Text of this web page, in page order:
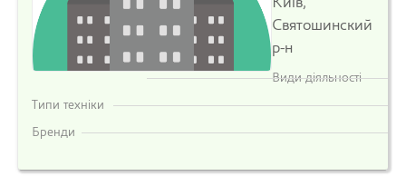
Київ,
Святошинский
р-н
Види діяльності
Типи техніки
Бренди